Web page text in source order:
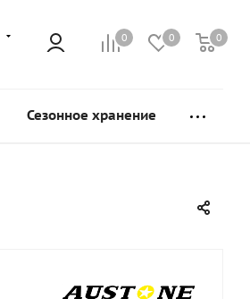
0 0 0
Сезонное хранение